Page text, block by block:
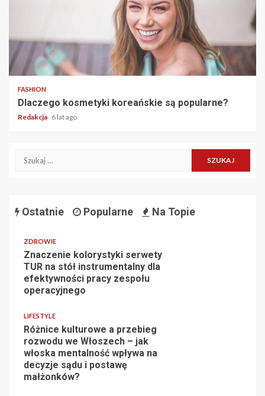
2 min read
FASHION
Dlaczego kosmetyki koreańskie są popularne?
Redakcja 6 lat ago
Szukaj:
Ostatnie Popularne Na Topie
ZDROWIE
Znaczenie kolorystyki serwety
TUR na stół instrumentalny dla
efektywności pracy zespołu
operacyjnego
LIFESTYLE
Różnice kulturowe a przebieg
rozwodu we Włoszech – jak
włoska mentalność wpływa na
decyzje sądu i postawę
małżonków?